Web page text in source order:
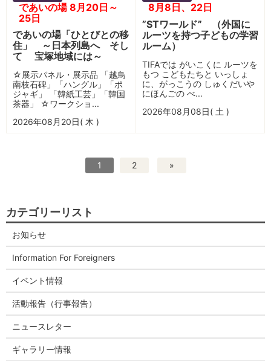
であいの場 8月20日～
25日
であいの場「ひとびとの移
住」 ～日本列島へ そし
て 宝塚地域には～
☆展示パネル・展示品 「越鳥
南枝石碑」「ハングル」「ポ
ジャギ」 「韓紙工芸」「韓国
茶器」 ☆ワークショ...
2026年08月20日( 木 )
8月8日、22日
”STワールド” （外国に
ルーツを持つ子どもの学習
ルーム）
TIFAでは がいこくに ルーツを
もつ こどもたちと いっしょ
に、がっこうの しゅくだいや
にほんごの べ...
2026年08月08日( 土 )
1 2 »
カテゴリーリスト
お知らせ
Information For Foreigners
イベント情報
活動報告（行事報告）
ニュースレター
ギャラリー情報